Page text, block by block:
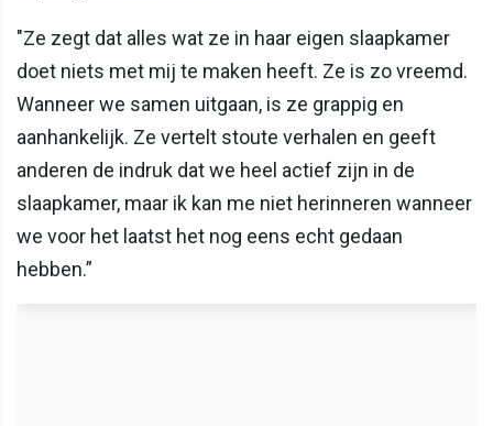
"Ze zegt dat alles wat ze in haar eigen slaapkamer
doet niets met mij te maken heeft. Ze is zo vreemd.
Wanneer we samen uitgaan, is ze grappig en
aanhankelijk. Ze vertelt stoute verhalen en geeft
anderen de indruk dat we heel actief zijn in de
slaapkamer, maar ik kan me niet herinneren wanneer
we voor het laatst het nog eens echt gedaan
hebben.”